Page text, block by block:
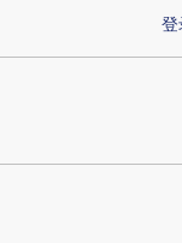
总结而成，可能与原
登